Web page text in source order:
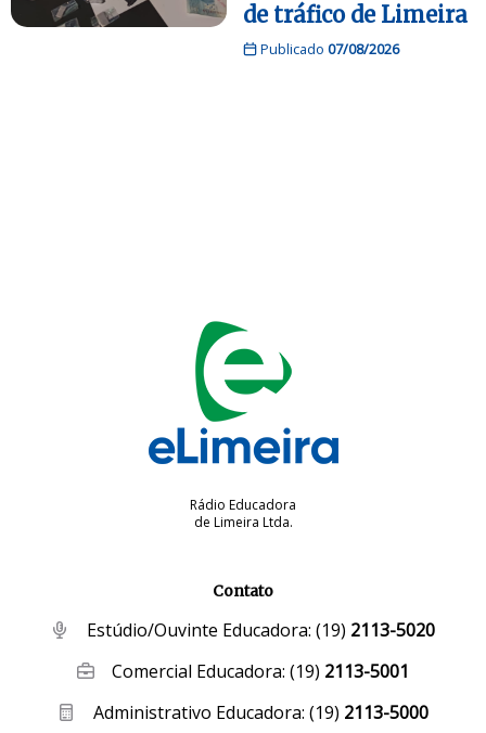
de tráfico de Limeira
Publicado 07/08/2026
Rádio Educadora
de Limeira Ltda.
Contato
Estúdio/Ouvinte Educadora: (19) 2113-5020
Comercial Educadora:(19) 2113-5001
Administrativo Educadora: (19) 2113-5000